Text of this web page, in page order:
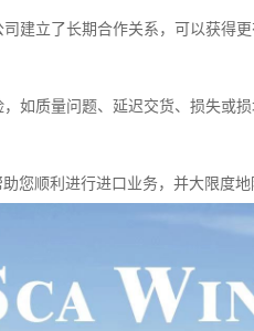
建立了长期合作关系，可以获得
如质量问题、延迟交货、损失或
您顺利进行进口业务，并大限度地